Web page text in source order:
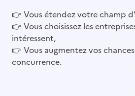
👉 Vous étendez votre champ
👉 Vous choisissez les
intéressent,
👉 Vous augmentez vos
concurrence.